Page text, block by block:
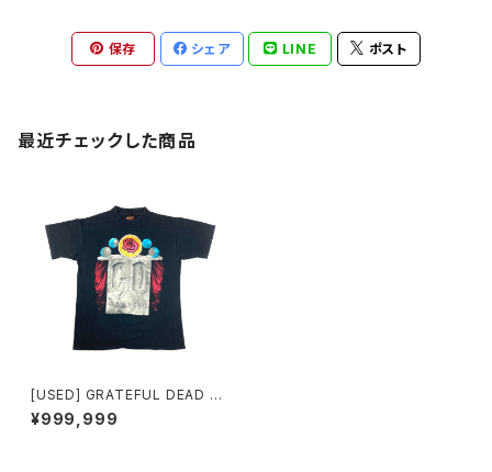
保存 シェア LINE ポスト
最近チェックした商品
[USED] GRATEFUL DEAD T
-SHIRT SPRING TOUR 199
3
¥999,999